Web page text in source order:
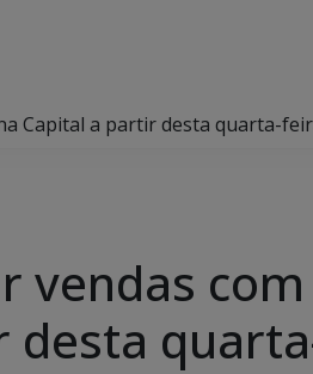
Capital a partir desta quarta-
vendas
desta